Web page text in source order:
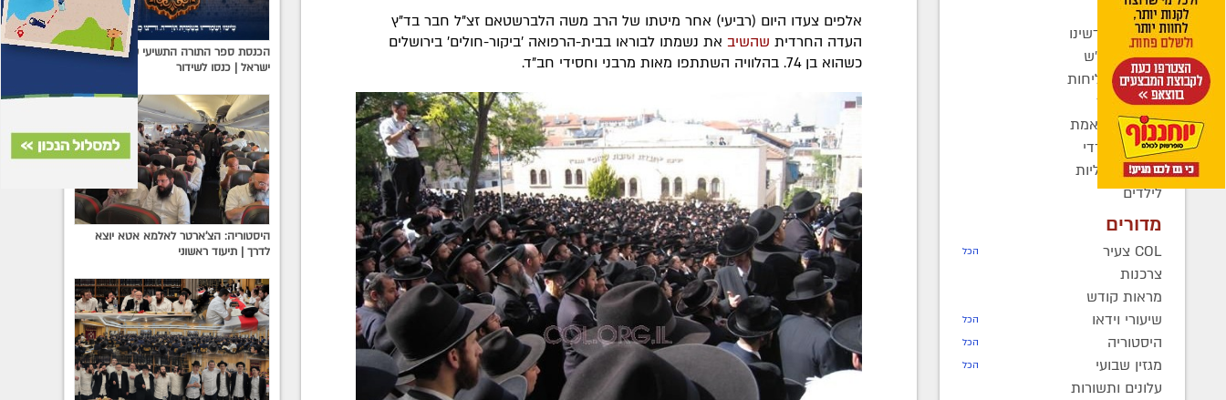
קהילות
בחצרות קדשינו
שמחות אנ"ש
יוצאים לשליחות
נשות חב"ד
ברוך דיין האמת
בעולם החרדי
חדשות כלליות
לילדים
מדורים
COL צעיר הכל
צרכנות
מראות קודש
שיעורי וידאו
הכל
היסטוריה הכל
מגזין שבועי הכל
עלונים ותשורות
אלפים צעדו היום (רביעי) אחר מיטתו של הרב משה הלברשטאם זצ"ל חבר בד"ץ
העדה החרדית שהשיב את נשמתו לבוראו בבית-הרפואה 'ביקור-חולים' בירושלים
כשהוא בן 74. בהלוויה השתתפו מאות מרבני וחסידי חב"ד.
הכנסת ספר התורה התשיעי של ילדי
ישראל | כנסו לשידור
היסטוריה: הצ'ארטר לאלמא אטא יוצא
לדרך | תיעוד ראשוני